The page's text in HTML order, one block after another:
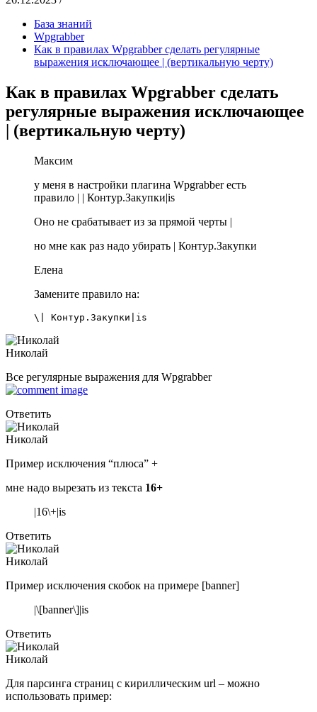
База знаний
Wpgrabber
Как в правилах Wpgrabber сделать регулярные
выражения исключающее | (вертикальную черту)
Как в правилах Wpgrabber сделать
регулярные выражения исключающее
| (вертикальную черту)
Максим
у меня в настройки плагина Wpgrabber есть
правило | | Контур.Закупки|is
Оно не срабатывает из за прямой черты |
но мне как раз надо убирать | Контур.Закупки
Елена
Замените правило на:
Николай
Все регулярные выражения для Wpgrabber
Ответить
Николай
Пример исключения “плюса” +
мне надо вырезать из текста 16+
|16\+|is
Ответить
Николай
Пример исключения скобок на примере [banner]
|\[banner\]|is
Ответить
Николай
Для парсинга страниц с кириллическим url – можно
использовать пример: